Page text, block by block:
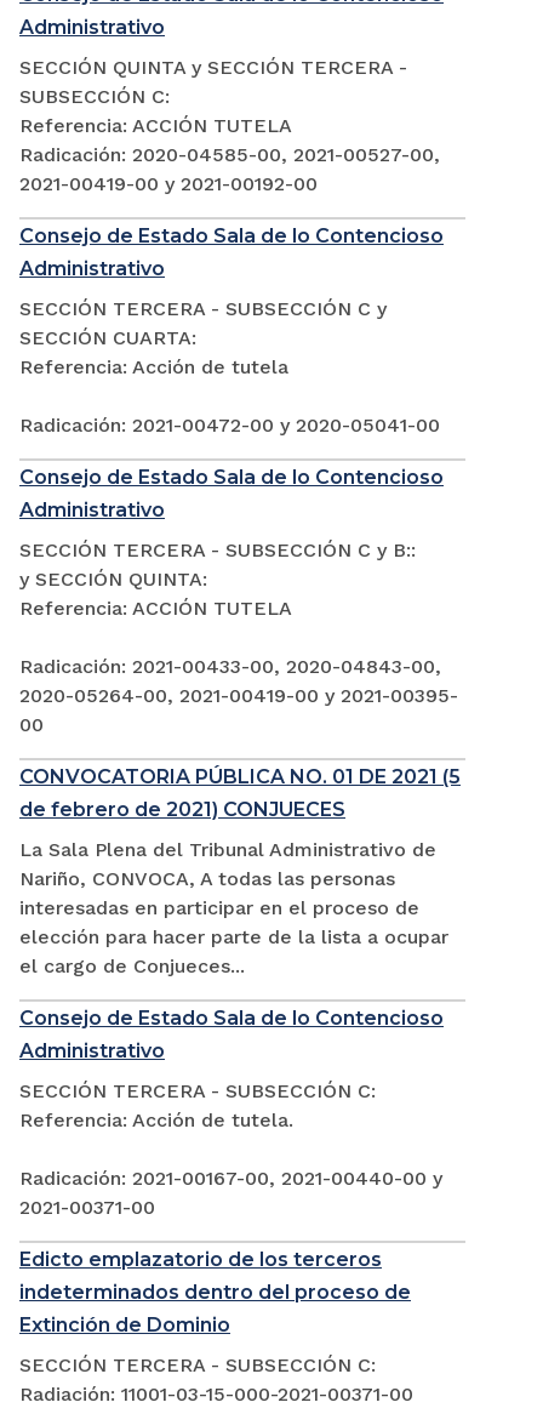
Administrativo
SECCIÓN QUINTA y SECCIÓN TERCERA -
SUBSECCIÓN C:
Referencia: ACCIÓN TUTELA
Radicación: 2020-04585-00, 2021-00527-00,
2021-00419-00 y 2021-00192-00
Consejo de Estado Sala de lo Contencioso
Administrativo
SECCIÓN TERCERA - SUBSECCIÓN C y
SECCIÓN CUARTA:
Referencia: Acción de tutela
Radicación: 2021-00472-00 y 2020-05041-00
Consejo de Estado Sala de lo Contencioso
Administrativo
SECCIÓN TERCERA - SUBSECCIÓN C y B::
y SECCIÓN QUINTA:
Referencia: ACCIÓN TUTELA
Radicación: 2021-00433-00, 2020-04843-00,
2020-05264-00, 2021-00419-00 y 2021-00395-
00
CONVOCATORIA PÚBLICA NO. 01 DE 2021 (5
de febrero de 2021) CONJUECES
La Sala Plena del Tribunal Administrativo de
Nariño, CONVOCA, A todas las personas
interesadas en participar en el proceso de
elección para hacer parte de la lista a ocupar
el cargo de Conjueces...
Consejo de Estado Sala de lo Contencioso
Administrativo
SECCIÓN TERCERA - SUBSECCIÓN C:
Referencia: Acción de tutela.
Radicación: 2021-00167-00, 2021-00440-00 y
2021-00371-00
Edicto emplazatorio de los terceros
indeterminados dentro del proceso de
Extinción de Dominio
SECCIÓN TERCERA - SUBSECCIÓN C:
Radiación: 11001-03-15-000-2021-00371-00